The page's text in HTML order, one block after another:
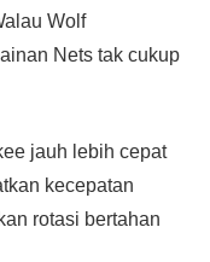
Wolf
Nets tak cukup
jauh lebih cepat
kecepatan
rotasi bertahan